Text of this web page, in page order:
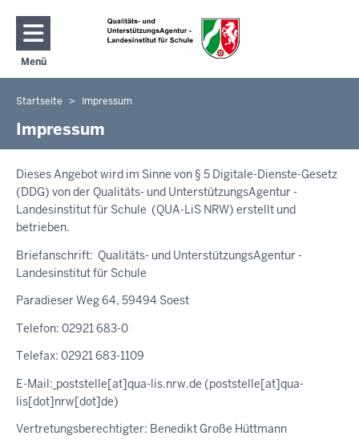
Direkt zum Inhalt
Menü
Navigation aktivieren/deaktivieren: Hauptmenü
Sie
befinden
Startseite Impressum
Impressum
Dieses Angebot wird im Sinne von § 5 Digitale-Dienste-Gesetz
(DDG) von der Qualitäts- und UnterstützungsAgentur -
Landesinstitut für Schule (QUA-LiS NRW) erstellt und
betrieben.
Briefanschrift: Qualitäts- und UnterstützungsAgentur -
Landesinstitut für Schule
Paradieser Weg 64, 59494 Soest
Telefon: 02921 683-0
Telefax: 02921 683-1109
E-Mail: poststelle[at]qua-lis.nrw.de (poststelle[at]qua-
lis[dot]nrw[dot]de)
Vertretungsberechtigter: Benedikt Große Hüttmann